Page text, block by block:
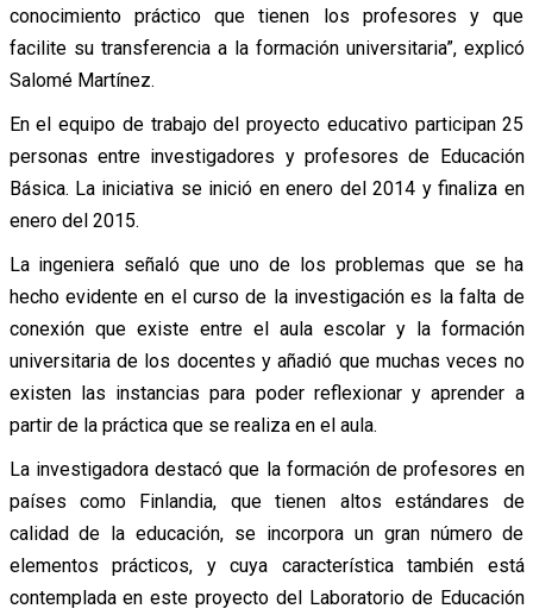
conocimiento práctico que tienen los profesores y que
facilite su transferencia a la formación universitaria”, explicó
Salomé Martínez.
En el equipo de trabajo del proyecto educativo participan 25
personas entre investigadores y profesores de Educación
Básica. La iniciativa se inició en enero del 2014 y finaliza en
enero del 2015.
La ingeniera señaló que uno de los problemas que se ha
hecho evidente en el curso de la investigación es la falta de
conexión que existe entre el aula escolar y la formación
universitaria de los docentes y añadió que muchas veces no
existen las instancias para poder reflexionar y aprender a
partir de la práctica que se realiza en el aula.
La investigadora destacó que la formación de profesores en
países como Finlandia, que tienen altos estándares de
calidad de la educación, se incorpora un gran número de
elementos prácticos, y cuya característica también está
contemplada en este proyecto del Laboratorio de Educación